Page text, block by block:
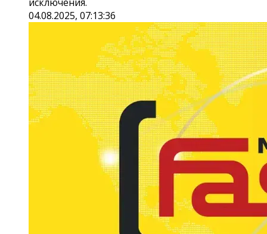
04.08.2025, 07:13:36